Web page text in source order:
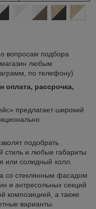
вопросам подбора
магазин любым
по телефону)
оплата, рассрочка,
предлагает широкий
подобрать
стиль и любые габариты
или солидный холл.
со стеклянным фасадом
и антресольных секций
композицией, а также
варианты.